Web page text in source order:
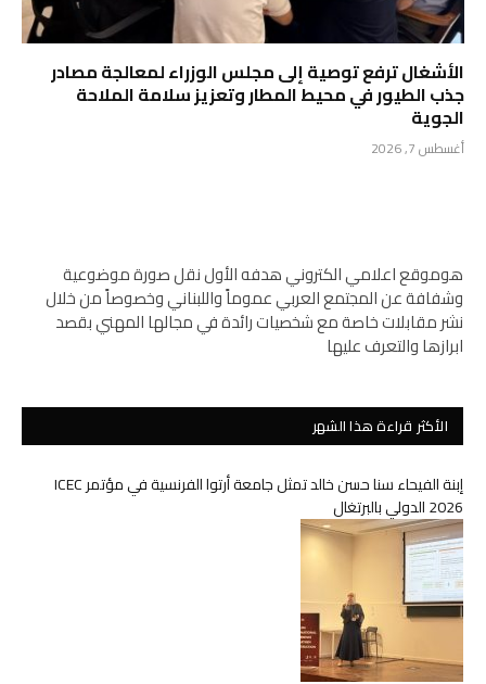
الأشغال ترفع توصية إلى مجلس الوزراء لمعالجة مصادر
جذب الطيور في محيط المطار وتعزيز سلامة الملاحة
الجوية
أغسطس 7, 2026
هوموقع اعلامي الكتروني هدفه الأول نقل صورة موضوعية
وشفافة عن المجتمع العربي عموماً واللبناني وخصوصاً من خلال
نشر مقابلات خاصة مع شخصيات رائدة في مجالها المهني بقصد
ابرازها والتعرف عليها
الأكثر قراءة هذا الشهر
إبنة الفيحاء سنا حسن خالد تمثل جامعة أرتوا الفرنسية في مؤتمر ICEC
2026 الدولي بالبرتغال